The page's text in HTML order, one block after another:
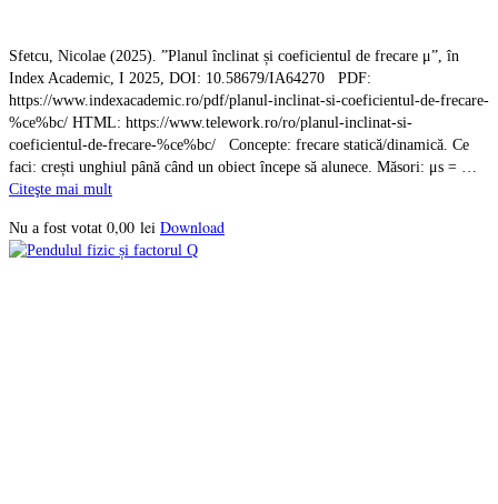
Sfetcu, Nicolae (2025). ”Planul înclinat și coeficientul de frecare μ”, în
Index Academic, I 2025, DOI: 10.58679/IA64270 PDF:
https://www.indexacademic.ro/pdf/planul-inclinat-si-coeficientul-de-frecare-
%ce%bc/ HTML: https://www.telework.ro/ro/planul-inclinat-si-
coeficientul-de-frecare-%ce%bc/ Concepte: frecare statică/dinamică. Ce
faci: crești unghiul până când un obiect începe să alunece. Măsori: μs = …
Citeşte mai mult
Nu a fost votat 0,00 lei Download